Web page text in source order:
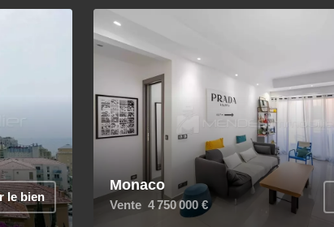
le bien
Monaco
Vente 4 750 000 €